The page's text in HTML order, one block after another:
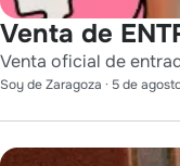
Venta de
Venta oficial de
Soy de Zaragoza · 5 de